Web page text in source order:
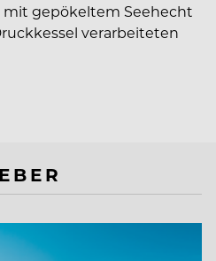
mit gepökeltem Seehecht
verarbeiteten